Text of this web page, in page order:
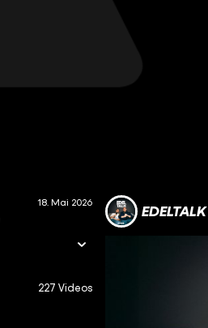
EDELTALK
18. Mai 2026
227 Videos